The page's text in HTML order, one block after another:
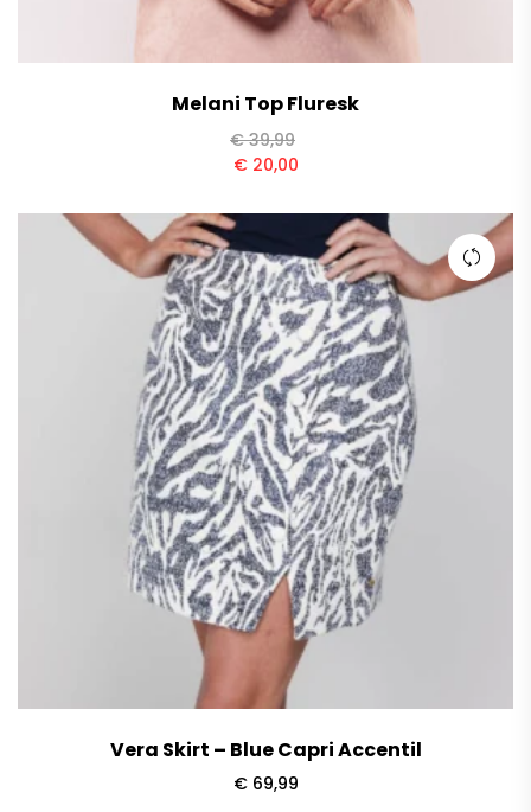
Melani Top Fluresk
€39,99
€20,00
Vera Skirt – Blue Capri Accentil
€69,99